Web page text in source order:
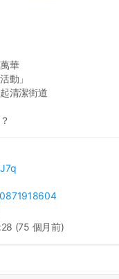
華
動」
清潔街道
(75 個月前)